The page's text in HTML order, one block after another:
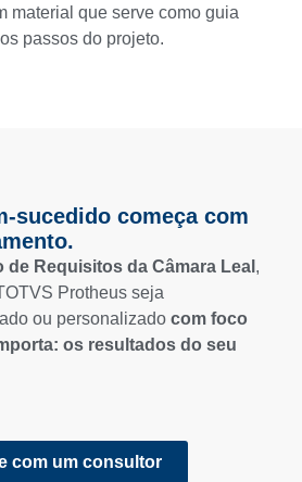
material que serve como guia
passos do projeto.
sucedido começa com
de Requisitos da Câmara Leal ,
Protheus seja
ou personalizado com foco
os resultados do seu
com um consultor